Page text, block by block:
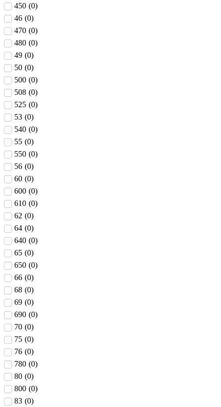
450 (0)
46 (0)
470 (0)
480 (0)
49 (0)
50 (0)
500 (0)
508 (0)
525 (0)
53 (0)
540 (0)
55 (0)
550 (0)
56 (0)
60 (0)
600 (0)
610 (0)
62 (0)
64 (0)
640 (0)
65 (0)
650 (0)
66 (0)
68 (0)
69 (0)
690 (0)
70 (0)
75 (0)
76 (0)
780 (0)
80 (0)
800 (0)
83 (0)